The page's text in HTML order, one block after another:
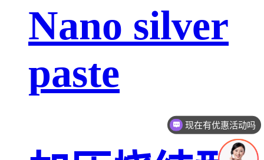
Nano silver
paste
可以介绍下你们的产品么